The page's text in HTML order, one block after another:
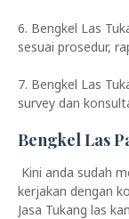
6. Bengkel Las
sesuai prosedur,
7. Bengkel Las
survey dan
Bengkel Las
Kini anda sudah
kerjakan dengan
Jasa Tukang las